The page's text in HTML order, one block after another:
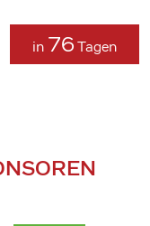
in 76 Tagen